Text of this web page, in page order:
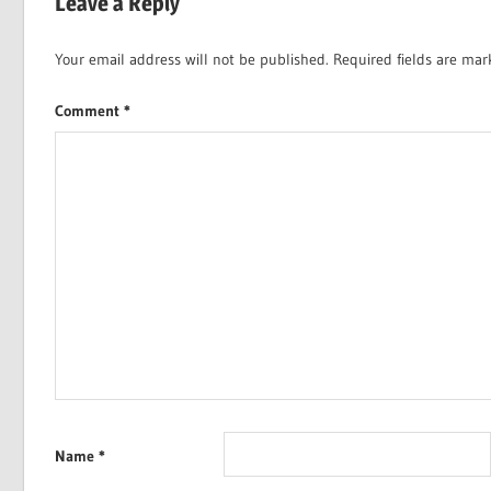
Your email address will not be published. Required fields are
Comment*
Name*